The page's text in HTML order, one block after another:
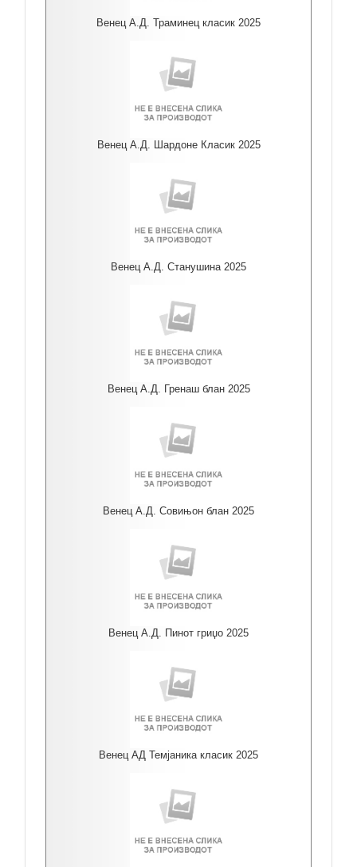
Венец А.Д. Траминец класик 2025
Венец А.Д. Шардоне Класик 2025
Венец А.Д. Станушина 2025
Венец А.Д. Гренаш блан 2025
Венец А.Д. Совињон блан 2025
Венец А.Д. Пинот гриџо 2025
Венец АД Темјаника класик 2025